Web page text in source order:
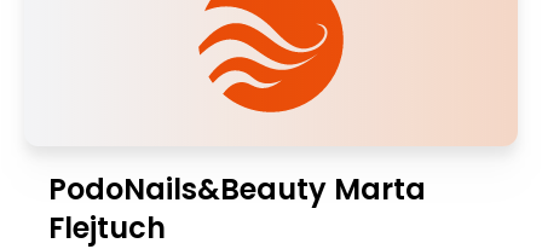
PodoNails&Beauty Marta
Flejtuch